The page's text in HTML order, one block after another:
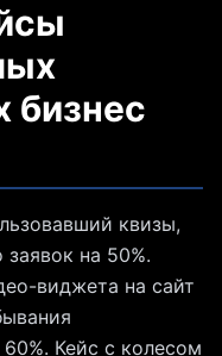
бизнес
квизы,
на 50%.
виджета на сайт
Кейс с колесом